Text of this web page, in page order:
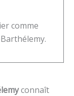
comme
connaît